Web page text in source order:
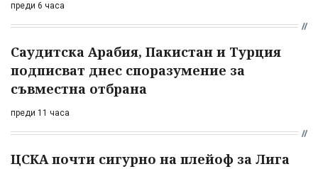
преди 6 часа
Саудитска Арабия, Пакистан и Турция
подписват днес споразумение за
съвместна отбрана
преди 11 часа
ЦСКА почти сигурно на плейоф за Лига